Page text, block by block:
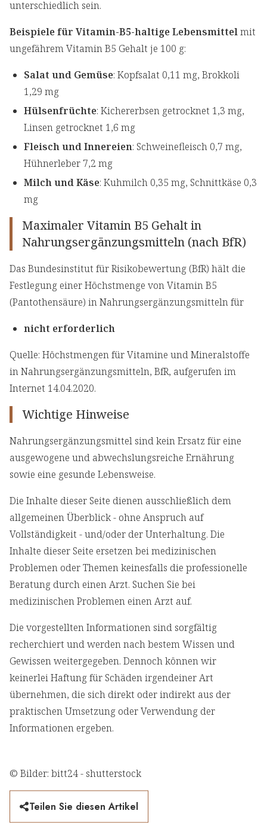
unterschiedlich sein.
Beispiele für Vitamin-B5-haltige Lebensmittelmit
ungefährem Vitamin B5 Gehalt je 100 g:
Salat und Gemüse: Kopfsalat 0,11 mg, Brokkoli
1,29 mg
Hülsenfrüchte: Kichererbsen getrocknet 1,3 mg,
Linsen getrocknet 1,6 mg
Fleisch und Innereien: Schweinefleisch 0,7 mg,
Hühnerleber 7,2 mg
Milch und Käse: Kuhmilch 0,35 mg, Schnittkäse 0,3
mg
Maximaler Vitamin B5 Gehalt in
Nahrungsergänzungsmitteln (nach BfR)
Das Bundesinstitut für Risikobewertung (BfR) hält die
Festlegung einer Höchstmenge von Vitamin B5
(Pantothensäure) in Nahrungsergänzungsmitteln für
nicht erforderlich
Quelle: Höchstmengen für Vitamine und Mineralstoffe
in Nahrungsergänzungsmitteln, BfR, aufgerufen im
Internet 14.04.2020.
Wichtige Hinweise
Nahrungsergänzungsmittel sind kein Ersatz für eine
ausgewogene und abwechslungsreiche Ernährung
sowie eine gesunde Lebensweise.
Die Inhalte dieser Seite dienen ausschließlich dem
allgemeinen Überblick - ohne Anspruch auf
Vollständigkeit - und/oder der Unterhaltung. Die
Inhalte dieser Seite ersetzen bei medizinischen
Problemen oder Themen keinesfalls die professionelle
Beratung durch einen Arzt. Suchen Sie bei
medizinischen Problemen einen Arzt auf.
Die vorgestellten Informationen sind sorgfältig
recherchiert und werden nach bestem Wissen und
Gewissen weitergegeben. Dennoch können wir
keinerlei Haftung für Schäden irgendeiner Art
übernehmen, die sich direkt oder indirekt aus der
praktischen Umsetzung oder Verwendung der
Informationen ergeben.
© Bilder: bitt24 - shutterstock
Teilen Sie diesen Artikel